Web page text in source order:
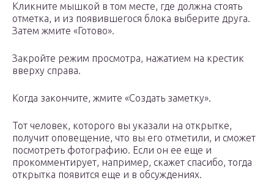
Кликните мышкой в том месте, где должна стоять
отметка, и из появившегося блока выберите друга.
Затем жмите «Готово».
Закройте режим просмотра, нажатием на крестик
вверху справа.
Когда закончите, жмите «Создать заметку».
Тот человек, которого вы указали на открытке,
получит оповещение, что вы его отметили, и сможет
посмотреть фотографию. Если он ее еще и
прокомментирует, например, скажет спасибо, тогда
открытка появится еще и в обсуждениях.